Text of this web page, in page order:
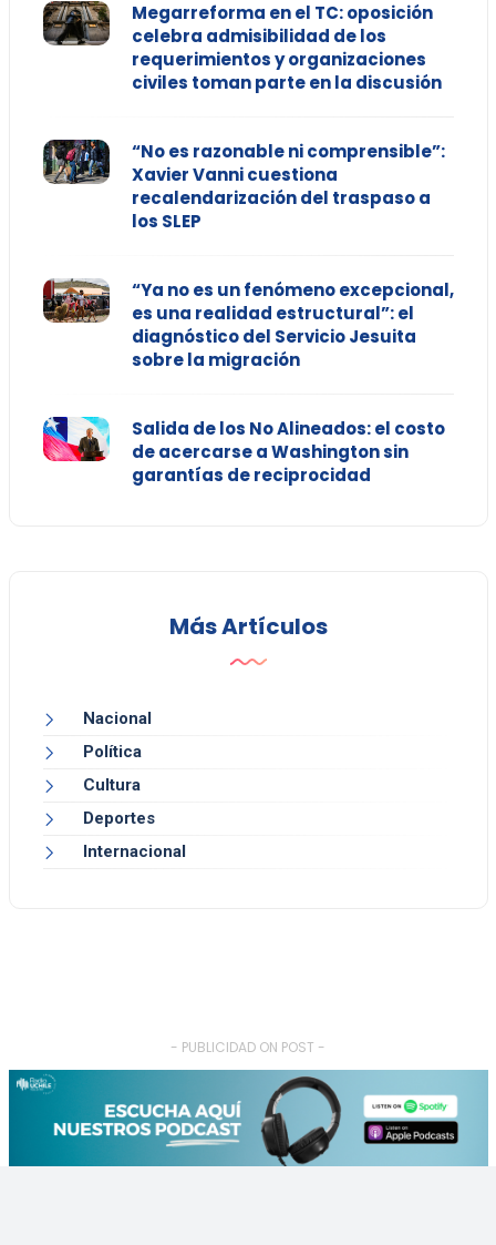
Megarreforma en el TC: oposición
celebra admisibilidad de los
requerimientos y organizaciones
civiles toman parte en la discusión
“No es razonable ni comprensible”:
Xavier Vanni cuestiona
recalendarización del traspaso a
los SLEP
“Ya no es un fenómeno excepcional,
es una realidad estructural”: el
diagnóstico del Servicio Jesuita
sobre la migración
Salida de los No Alineados: el costo
de acercarse a Washington sin
garantías de reciprocidad
Más Artículos
Nacional
Política
Cultura
Deportes
Internacional
- PUBLICIDAD ON POST -